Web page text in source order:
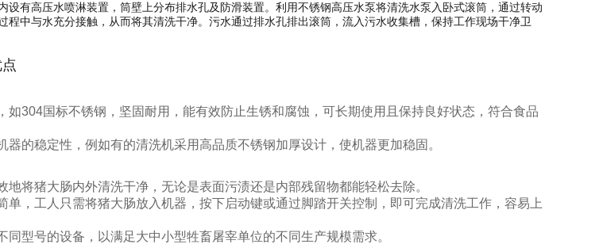
设有高压水喷淋装置，筒壁上分布排水孔及防滑装置。利用不锈钢高压水泵将清洗水泵入卧式滚筒，通过转动
程中与水充分接触，从而将其清洗干净。污水通过排水孔排出滚筒，流入污水收集槽，保持工作现场干净卫
如304国标不锈钢，坚固耐用，能有效防止生锈和腐蚀，可长期使用且保持良好状态，符合食品
器的稳定性，例如有的清洗机采用高品质不锈钢加厚设计，使机器更加稳固。
地将猪大肠内外清洗干净，无论是表面污渍还是内部残留物都能轻松去除。
单，工人只需将猪大肠放入机器，按下启动键或通过脚踏开关控制，即可完成清洗工作，容易上
同型号的设备，以满足大中小型牲畜屠宰单位的不同生产规模需求。